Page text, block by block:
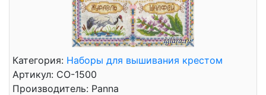
Категория: Наборы для вышивания крестом
Артикул: СО-1500
Производитель: Panna